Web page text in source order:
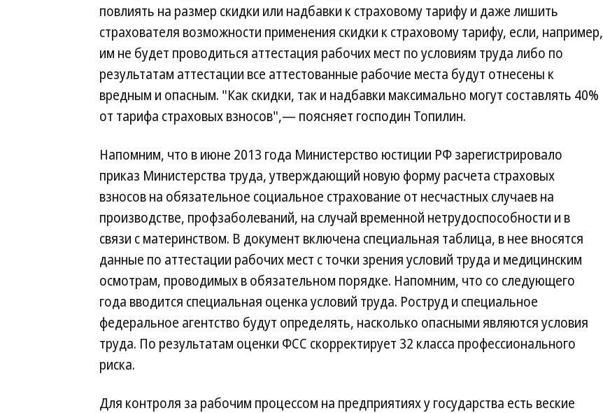
повлиять на размер скидки или надбавки к страховому тарифу и даже лишить
страхователя возможности применения скидки к страховому тарифу, если, например,
им не будет проводиться аттестация рабочих мест по условиям труда либо по
результатам аттестации все аттестованные рабочие места будут отнесены к
вредным и опасным. "Как скидки, так и надбавки максимально могут составлять 40%
от тарифа страховых взносов",— поясняет господин Топилин.
Напомним, что в июне 2013 года Министерство юстиции РФ зарегистрировало
приказ Министерства труда, утверждающий новую форму расчета страховых
взносов на обязательное социальное страхование от несчастных случаев на
производстве, профзаболеваний, на случай временной нетрудоспособности и в
связи с материнством. В документ включена специальная таблица, в нее вносятся
данные по аттестации рабочих мест с точки зрения условий труда и медицинским
осмотрам, проводимых в обязательном порядке. Напомним, что со следующего
года вводится специальная оценка условий труда. Роструд и специальное
федеральное агентство будут определять, насколько опасными являются условия
труда. По результатам оценки ФСС скорректирует 32 класса профессионального
риска.
Для контроля за рабочим процессом на предприятиях у государства есть веские